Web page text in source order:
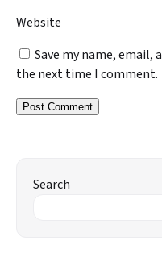
Website
Save my name,
the next time I comment.
Search